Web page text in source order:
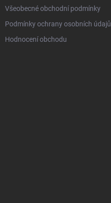
Všeobecné obchodní podmínky
Podmínky ochrany osobních údajů
Hodnocení obchodu